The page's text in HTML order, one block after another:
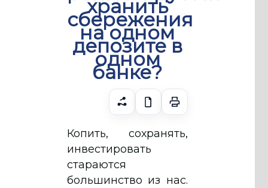
хранить
сбережения
на одном
депозите в
одном
банке?
Копить, сохранять,
инвестировать
стараются
большинство из нас.